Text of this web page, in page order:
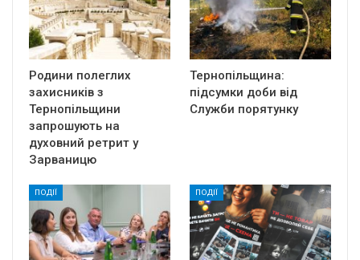
Родини полеглих
захисників з
Тернопільщини
запрошують на
духовний ретрит у
Зарваницю
Тернопільщина:
підсумки доби від
Служби порятунку
ПОДІЇ ПОДІЇ